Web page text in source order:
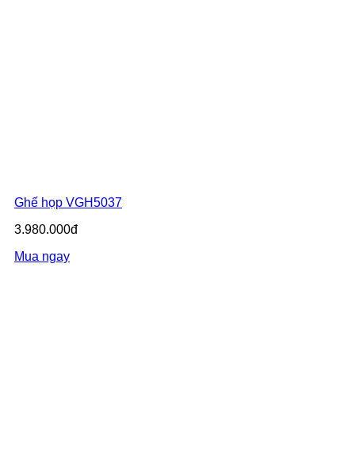
Ghế họp VGH5037
3.980.000đ
Mua ngay